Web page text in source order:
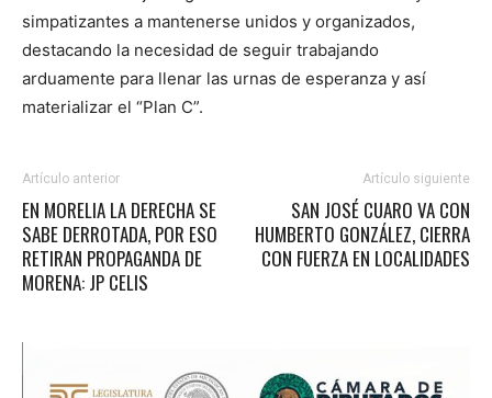
simpatizantes a mantenerse unidos y organizados,
destacando la necesidad de seguir trabajando
arduamente para llenar las urnas de esperanza y así
materializar el “Plan C”.
Artículo anterior
EN MORELIA LA DERECHA SE
SABE DERROTADA, POR ESO
RETIRAN PROPAGANDA DE
MORENA: JP CELIS
Artículo siguiente
SAN JOSÉ CUARO VA CON
HUMBERTO GONZÁLEZ, CIERRA
CON FUERZA EN LOCALIDADES